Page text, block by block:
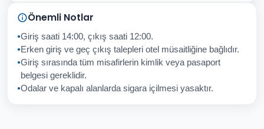
Sorunuz
İptal Gönder
Önemli Notlar
Giriş saati 14:00, çıkış saati 12:00.
Erken giriş ve geç çıkış talepleri otel müsaitliğine bağlıdır.
Giriş sırasında tüm misafirlerin kimlik veya pasaport
belgesi gereklidir.
Odalar ve kapalı alanlarda sigara içilmesi yasaktır.